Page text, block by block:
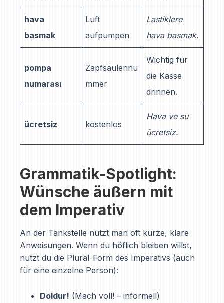
hava
basmak
Luft
aufpumpen
Lastiklere
hava basmak.
pompa
numarası
Zapfsäulennu
mmer
Wichtig für
die Kasse
drinnen.
ücretsiz kostenlos
Hava ve su
ücretsiz.
Grammatik-Spotlight:
Wünsche äußern mit
dem Imperativ
An der Tankstelle nutzt man oft kurze, klare
Anweisungen. Wenn du höflich bleiben willst,
nutzt du die Plural-Form des Imperativs (auch
für eine einzelne Person):
Doldur! (Mach voll! – informell)